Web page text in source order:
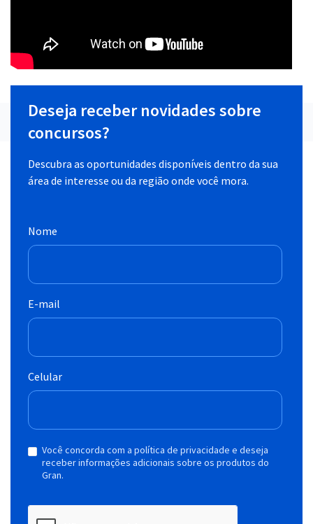
Deseja receber novidades sobre
concursos?
Descubra as oportunidades disponíveis dentro da sua
área de interesse ou da região onde você mora.
Nome
E-mail
Celular
Você concorda com a política de privacidade e deseja
receber informações adicionais sobre os produtos do
Gran.